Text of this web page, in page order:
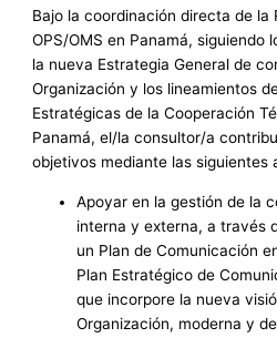
Bajo la coordinación directa de la
OPS/OMS en Panamá, siguiendo
la nueva Estrategia General de
Organización y los lineamientos
Estratégicas de la Cooperación
Panamá, el/la consultor/a
objetivos mediante las siguientes
Apoyar en la gestión de la
interna y externa, a través
un Plan de Comunicación
Plan Estratégico de
que incorpore la nueva
Organización, moderna y